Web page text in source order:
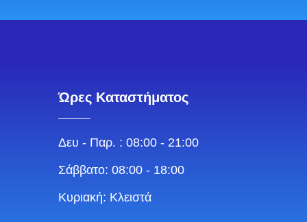
Ώρες Καταστήματος
Δευ - Παρ. : 08:00 - 21:00
Σάββατο: 08:00 - 18:00
Κυριακή: Κλειστά